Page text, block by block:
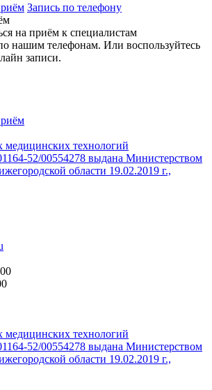
Запись по телефону
на приём к специалистам
нашим телефонам. Или воспользуйтесь
записи.
технологий
52/00554278 выдана Министерством
области 19.02.2019 г.,
технологий
52/00554278 выдана Министерством
области 19.02.2019 г.,